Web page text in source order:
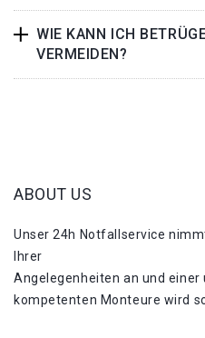
WIE KANN ICH
VERMEIDEN?
ABOUT US
Unser 24h Notfallservice
Ihrer
Angelegenheiten an und
kompetenten Monteure wird